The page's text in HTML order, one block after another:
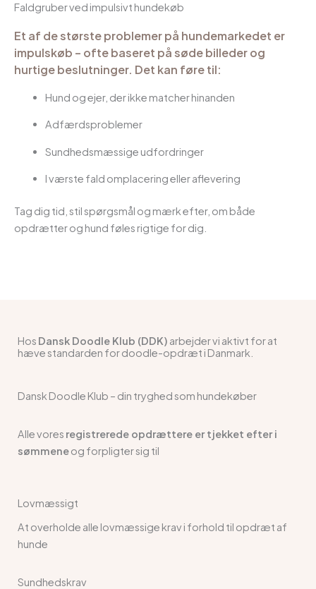
Faldgruber ved impulsivt hundekøb
Et af de største problemer på hundemarkedet er
impulskøb – ofte baseret på søde billeder og
hurtige beslutninger. Det kan føre til:
Hund og ejer, der ikke matcher hinanden
Adfærdsproblemer
Sundhedsmæssige udfordringer
I værste fald omplacering eller aflevering
Tag dig tid, stil spørgsmål og mærk efter, om både
opdrætter og hund føles rigtige for dig.
Hos Dansk Doodle Klub (DDK) arbejder vi aktivt for at
hæve standarden for doodle-opdræt i Danmark.
Dansk Doodle Klub – din tryghed som hundekøber
Alle vores registrerede opdrættere er tjekket efter i
sømmeneog forpligter sig til
Lovmæssigt
At overholde alle lovmæssige krav i forhold til opdræt af
hunde
Sundhedskrav